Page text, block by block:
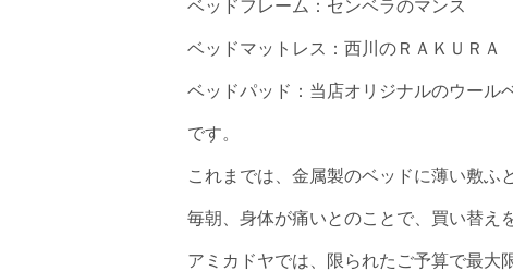
ベッドフレーム：センベラのマンス
ベッドマットレス：西川のＲＡＫＵＲ
ベッドパッド：当店オリジナルのウール
です。
これまでは、金属製のベッドに薄い敷ふ
毎朝、身体が痛いとのことで、買い替え
アミカドヤでは、限られたご予算で最大